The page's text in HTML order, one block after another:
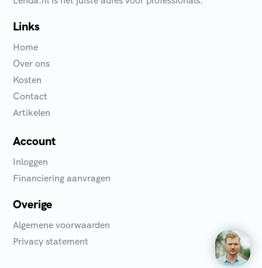
Links
Home
Over ons
Kosten
Contact
Artikelen
Account
Inloggen
Financiering aanvragen
Overige
Algemene voorwaarden
Privacy statement